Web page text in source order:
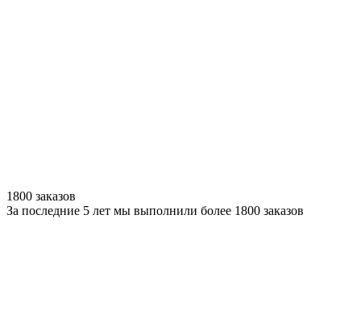
1800 заказов
За последние 5 лет мы выполнили более 1800 заказов